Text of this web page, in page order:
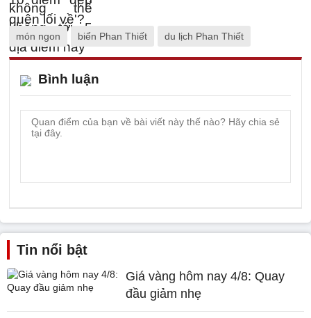
món ngon biển Phan Thiết du lịch Phan Thiết
Bình luận
Tin nổi bật
Giá vàng hôm nay 4/8: Quay
đầu giảm nhẹ